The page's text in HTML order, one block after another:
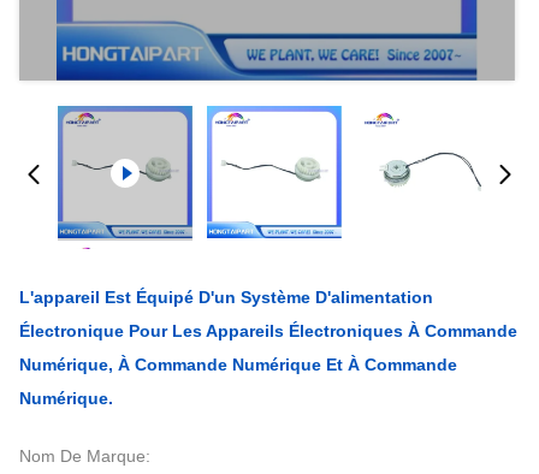
L'appareil Est Équipé D'un Système D'alimentation
Électronique Pour Les Appareils Électroniques À Commande
Numérique, À Commande Numérique Et À Commande
Numérique.
Nom De Marque: